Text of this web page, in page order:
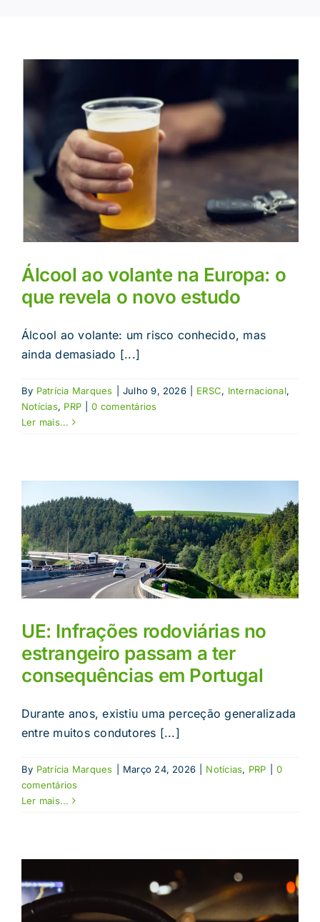
Álcool ao volante na Europa: o
que revela o novo estudo
Álcool ao volante: um risco conhecido, mas
ainda demasiado [...]
By Patrícia Marques Julho 9, 2026 ERSC, Internacional,
Notícias, PRP
0 comentários
Ler mais...
UE: Infrações rodoviárias no
estrangeiro passam a ter
consequências em Portugal
Durante anos, existiu uma perceção generalizada
entre muitos condutores [...]
By Patrícia Marques Março 24, 2026 Notícias, PRP
0
comentários
Ler mais...